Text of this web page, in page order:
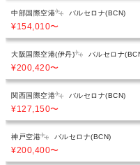
中部国際空港 バルセロナ(BCN)
¥154,010〜
大阪国際空港(伊丹) バルセロナ
¥200,420〜
関西国際空港 バルセロナ(BCN)
¥127,150〜
神戸空港 バルセロナ(BCN)
¥200,400〜